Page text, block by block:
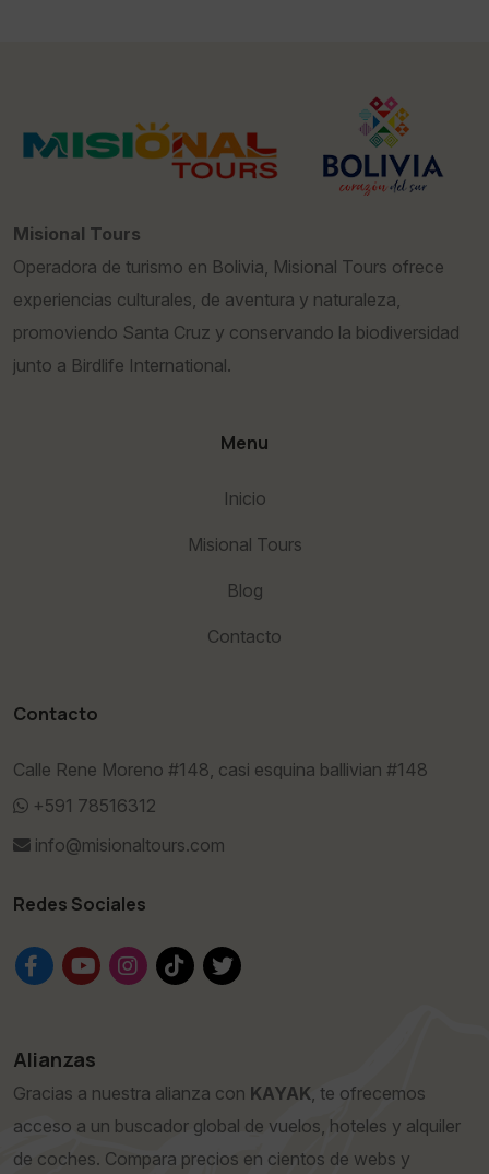
Misional Tours
Operadora de turismo en Bolivia, Misional Tours ofrece
experiencias culturales, de aventura y naturaleza,
promoviendo Santa Cruz y conservando la biodiversidad
junto a Birdlife International.
Menu
Inicio
Misional Tours
Blog
Contacto
Contacto
Calle Rene Moreno #148, casi esquina ballivian #148
+591 78516312
info@misionaltours.com
Redes Sociales
Alianzas
Gracias a nuestra alianza con KAYAK, te ofrecemos
acceso a un buscador global de vuelos, hoteles y alquiler
de coches. Compara precios en cientos de webs y